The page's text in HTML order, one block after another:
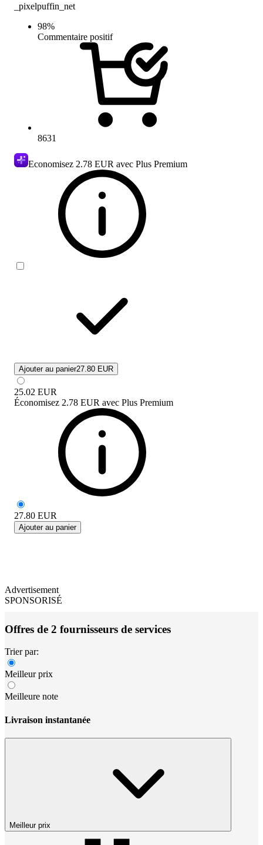
_pixelpuffin_net
98%
Commentaire positif
8631
Economisez 2.78 EUR avec Plus Premium
Ajouter au panier27.80 EUR
25.02 EUR
Économisez 2.78 EUR avec Plus Premium
27.80 EUR
Ajouter au panier
Advertisement
SPONSORISÉ
Offres de 2 fournisseurs de services
Trier par:
Meilleur prix
Meilleure note
Livraison instantanée
Meilleur prix